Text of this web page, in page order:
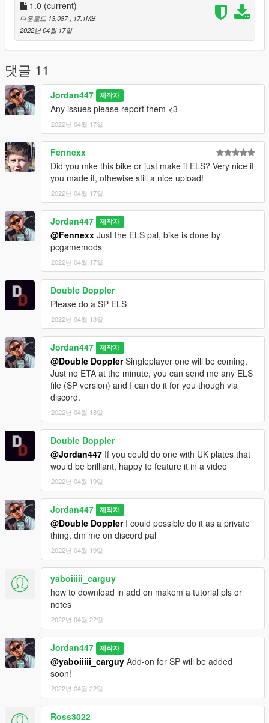
1.0 (current)
다운로드 13,087
, 17.1MB
2022년 04월 17일
댓글 11
Jordan447 제작자
Any issues please report them <3
2022년 04월 17일
Fennexx
Did you mke this bike or just make it ELS? Very nice if
you made it, othewise still a nice upload!
2022년 04월 17일
Jordan447 제작자
@Fennexx Just the ELS pal, bike is done by
pcgamemods
2022년 04월 17일
Double Doppler
Please do a SP ELS
2022년 04월 18일
Jordan447 제작자
@Double DopplerSingleplayer one will be coming,
Just no ETA at the minute, you can send me any ELS
file (SP version) and I can do it for you though via
discord.
2022년 04월 18일
Double Doppler
@Jordan447 If you could do one with UK plates that
would be brilliant, happy to feature it in a video
2022년 04월 19일
Jordan447 제작자
@Double DopplerI could possible do it as a private
thing, dm me on discord pal
2022년 04월 19일
yaboiiiii_carguy
how to download in add on makem a tutorial pls or
notes
2022년 04월 22일
Jordan447 제작자
@yaboiiiii_carguy Add-on for SP will be added
soon!
2022년 04월 22일
Ross3022